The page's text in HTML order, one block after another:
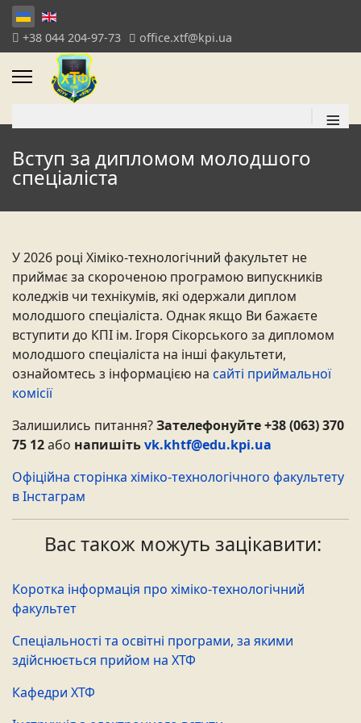
+38 044 204-97-73 office.xtf@kpi.ua
≡
Вступ за дипломом молодшого
спеціаліста
У 2026 році Хіміко-технологічний факультет не
приймає за скороченою програмою випускників
коледжів чи технікумів, які одержали диплом
молодшого спеціаліста. Однак якщо Ви бажаєте
вступити до КПІ ім. Ігоря Сікорського за дипломом
молодшого спеціаліста на інші факультети,
ознайомтесь з інформацією на сайті приймальної
комісії
Залишились питання?Зателефонуйте +38 (063) 370
75 12або напишітьvk.khtf@edu.kpi.ua
Офіційна сторінка хіміко-технологічного факультету
в Інстаграм
Вас також можуть зацікавити:
Коротка інформація про хіміко-технологічний
факультет
Спеціальності та освітні програми, за якими
здійснюється прийом на ХТФ
Кафедри ХТФ